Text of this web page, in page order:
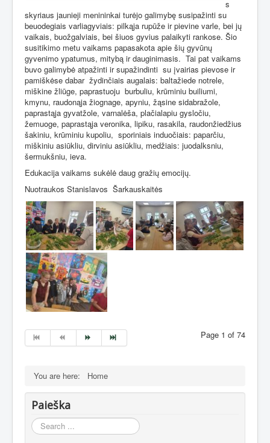
s
skyriaus jaunieji menininkai turėjo galimybę susipažinti su
beuodegiais varliagyviais: pilkąja rupūže ir pievine varle, bei jų
vaikais, buožgalviais, bei šiuos gyvius palaikyti rankose. Šio
susitikimo metu vaikams papasakota apie šių gyvūnų
gyvenimo ypatumus, mitybą ir dauginimasis. Tai pat vaikams
buvo galimybė atpažinti ir supažindinti su įvairias pievose ir
pamiškėse dabar žydinčiais augalais: baltažiede notrele,
miškine žliūge, paprastuoju burbuliu, krūminiu builiumi,
kmynu, raudonąja žiognage, apyniu, žąsine sidabražole,
paprastąja gyvatžole, varnalėša, plačialapiu gysločiu,
žemuoge, paprastąja veronika, lipiku, rasakila, raudonžiedžius
šakiniu, krūminiu kupoliu, sporiniais induočiais: paparčiu,
miškiniu asiūkliu, dirviniu asiūkliu, medžiais: juodalksniu,
šermukšniu, ieva.
Edukacija vaikams sukėlė daug gražių emocijų.
Nuotraukos Stanislavos Šarkauskaitės
Page 1 of 74
You are here: Home
Paieška
Search
...